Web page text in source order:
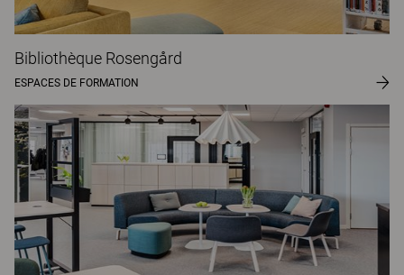
Bibliothèque Rosengård
ESPACES DE FORMATION